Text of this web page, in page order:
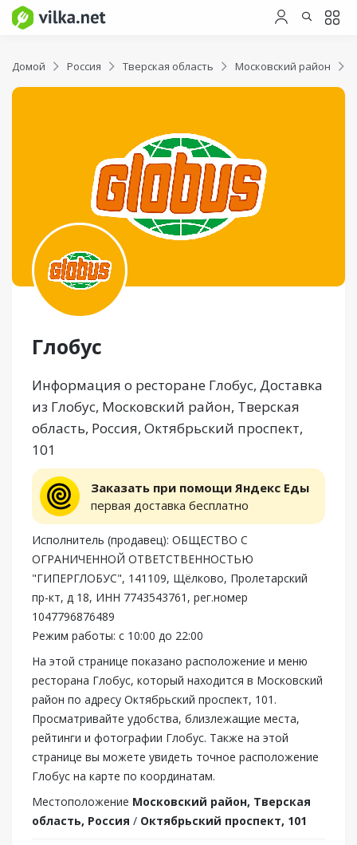
Домой Россия Тверская область Московский район
Глобус
Информация о ресторане Глобус, Доставка
из Глобус, Московский район, Тверская
область, Россия, Октябрьский проспект,
101
Заказать при помощи Яндекс Еды
первая доставка бесплатно
Исполнитель (продавец): ОБЩЕСТВО С
ОГРАНИЧЕННОЙ ОТВЕТСТВЕННОСТЬЮ
"ГИПЕРГЛОБУС", 141109, Щёлково, Пролетарский
пр-кт, д 18, ИНН 7743543761, рег.номер
1047796876489
Режим работы: с 10:00 до 22:00
На этой странице показано расположение и меню
ресторана Глобус, который находится в Московский
район по адресу Октябрьский проспект, 101.
Просматривайте удобства, близлежащие места,
рейтинги и фотографии Глобус. Также на этой
странице вы можете увидеть точное расположение
Глобус на карте по координатам.
Местоположение Московский район, Тверская
область, Россия / Октябрьский проспект, 101